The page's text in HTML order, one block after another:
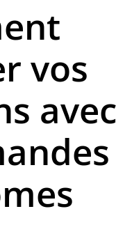
vos
avec